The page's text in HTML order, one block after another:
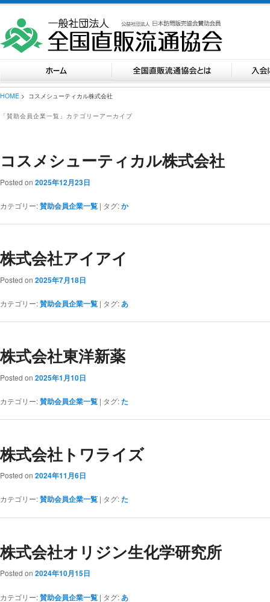
HOME > コスメシューティカル株式会社
「賛助会員企業一覧 」カテゴリーアーカイブ
コスメシューティカル株式会社
Posted on 2025年12月23日
カテゴリー:賛助会員企業一覧 | タグ:か
株式会社アイアイ
Posted on 2025年7月18日
カテゴリー:賛助会員企業一覧 | タグ:あ
株式会社東洋新薬
Posted on 2025年1月10日
カテゴリー:賛助会員企業一覧 | タグ:た
株式会社トワライズ
Posted on 2024年11月6日
カテゴリー:賛助会員企業一覧 | タグ:た
株式会社オリジン生化学研究所
Posted on 2024年10月15日
カテゴリー:賛助会員企業一覧 | タグ:あ